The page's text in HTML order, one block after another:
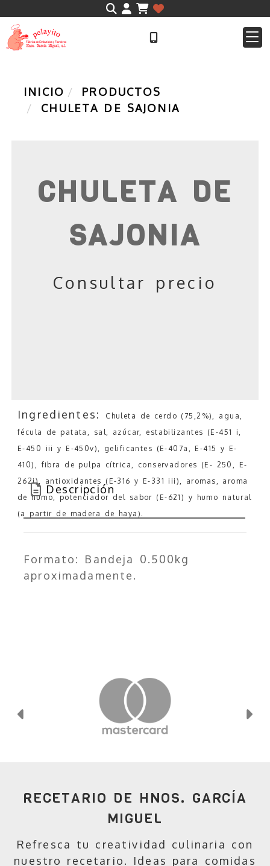
Identifícate
INICIO
PRODUCTOS
CHULETA DE SAJONIA
CHULETA DE
SAJONIA
Consultar precio
Ingredientes:
Chuleta de cerdo (75,2%), agua,
fécula de patata, sal, azúcar, estabilizantes (E-451 i,
E-450 iii y E-450v), gelificantes (E-407a, E-415 y E-
410), fibra de pulpa cítrica, conservadores (E- 250, E-
262i), antioxidantes (E-316 y E-331 iii), aromas, aroma
de humo, potenciador del sabor (E-621) y humo natural
(a partir de madera de haya).
Descripción
Formato: Bandeja 0.500kg
aproximadamente.
RECETARIO DE HNOS. GARCÍA
MIGUEL
Refresca tu creatividad culinaria con
nuestro recetario. Ideas para comidas